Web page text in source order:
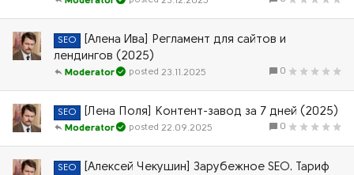
SEO
[Алена Ива] Регламент для сайтов и
лендингов (2025)
0
23.11.2025
Moderator
SEO [Лена Поля] Контент-завод за 7 дней (2025)
0
22.09.2025
Moderator
SEO [Алексей Чекушин] Зарубежное SEO. Тариф